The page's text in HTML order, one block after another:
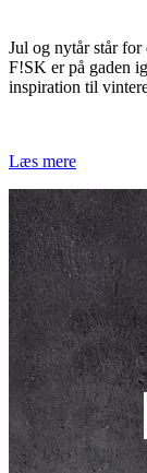
Jul og nytår står for
F!SK er på gaden
inspiration til
Læs mere